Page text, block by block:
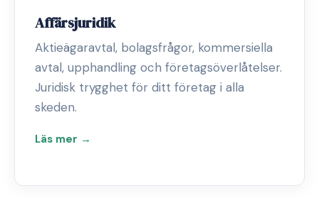
Affärsjuridik
Aktieägaravtal, bolagsfrågor, kommersiella
avtal, upphandling och företagsöverlåtelser.
Juridisk trygghet för ditt företag i alla
skeden.
Läs mer →